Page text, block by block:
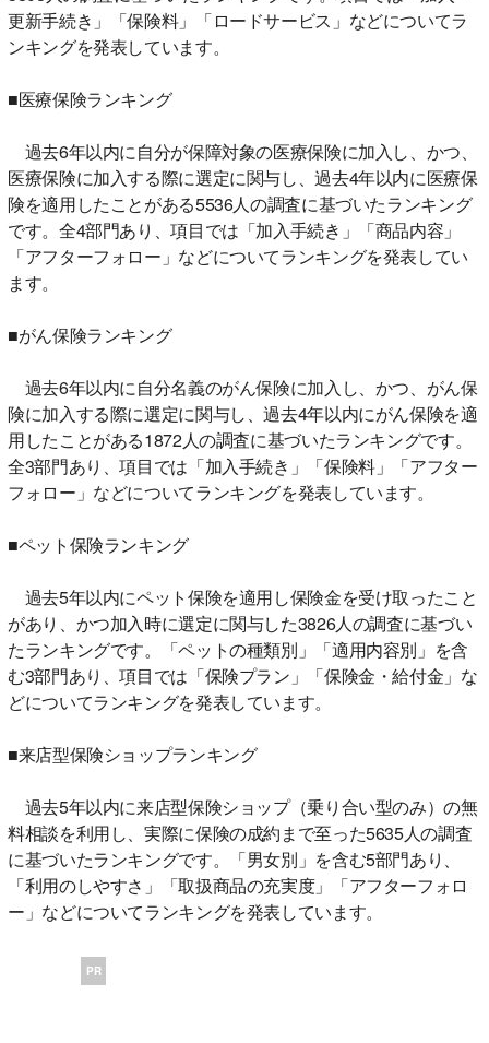
更新手続き」「保険料」「ロードサービス」などについてラ
ンキングを発表しています。
■医療保険ランキング
過去6年以内に自分が保障対象の医療保険に加入し、かつ、
医療保険に加入する際に選定に関与し、過去4年以内に医療保
険を適用したことがある5536人の調査に基づいたランキング
です。全4部門あり、項目では「加入手続き」「商品内容」
「アフターフォロー」などについてランキングを発表してい
ます。
■がん保険ランキング
過去6年以内に自分名義のがん保険に加入し、かつ、がん保
険に加入する際に選定に関与し、過去4年以内にがん保険を適
用したことがある1872人の調査に基づいたランキングです。
全3部門あり、項目では「加入手続き」「保険料」「アフター
フォロー」などについてランキングを発表しています。
■ペット保険ランキング
過去5年以内にペット保険を適用し保険金を受け取ったこと
があり、かつ加入時に選定に関与した3826人の調査に基づい
たランキングです。「ペットの種類別」「適用内容別」を含
む3部門あり、項目では「保険プラン」「保険金・給付金」な
どについてランキングを発表しています。
■来店型保険ショップランキング
過去5年以内に来店型保険ショップ（乗り合い型のみ）の無
料相談を利用し、実際に保険の成約まで至った5635人の調査
に基づいたランキングです。「男女別」を含む5部門あり、
「利用のしやすさ」「取扱商品の充実度」「アフターフォロ
ー」などについてランキングを発表しています。
PR